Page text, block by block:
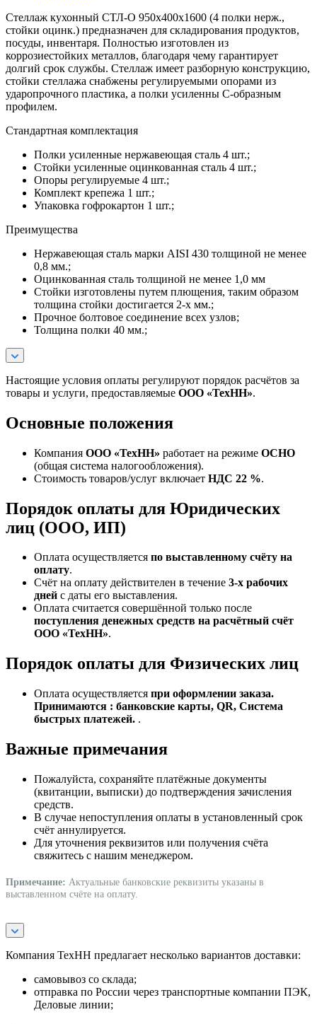
Стеллаж кухонный СТЛ-О 950х400х1600 (4 полки нерж.,
стойки оцинк.) предназначен для складирования продуктов,
посуды, инвентаря. Полностью изготовлен из
коррозиестойких металлов, благодаря чему гарантирует
долгий срок службы. Стеллаж имеет разборную конструкцию,
стойки стеллажа снабжены регулируемыми опорами из
ударопрочного пластика, а полки усиленны С-образным
профилем.
Стандартная комплектация
Полки усиленные нержавеющая сталь 4 шт.;
Стойки усиленные оцинкованная сталь 4 шт.;
Опоры регулируемые 4 шт.;
Комплект крепежа 1 шт.;
Упаковка гофрокартон 1 шт.;
Преимущества
Нержавеющая сталь марки AISI 430 толщиной не менее
0,8 мм.;
Оцинкованная сталь толщиной не менее 1,0 мм
Стойки изготовлены путем плющения, таким образом
толщина стойки достигается 2-х мм.;
Прочное болтовое соединение всех узлов;
Толщина полки 40 мм.;
Настоящие условия оплаты регулируют порядок расчётов за
товары и услуги, предоставляемые ООО «ТехНН».
Основные положения
Компания ООО «ТехНН» работает на режиме ОСНО
(общая система налогообложения).
Стоимость товаров/услуг включает НДС 22 %.
Порядок оплаты для Юридических
лиц (ООО, ИП)
Оплата осуществляется по выставленному счёту на
оплату.
Счёт на оплату действителен в течение 3‑х рабочих
дней с даты его выставления.
Оплата считается совершённой только после
поступления денежных средств на расчётный счёт
ООО «ТехНН».
Порядок оплаты для Физических лиц
Оплата осуществляется при оформлении заказа.
Принимаются : банковские карты, QR, Система
быстрых платежей. .
Важные примечания
Пожалуйста, сохраняйте платёжные документы
(квитанции, выписки) до подтверждения зачисления
средств.
В случае непоступления оплаты в установленный срок
счёт аннулируется.
Для уточнения реквизитов или получения счёта
свяжитесь с нашим менеджером.
Примечание: Актуальные банковские реквизиты указаны в
выставленном счёте на оплату.
Компания ТехНН предлагает несколько вариантов доставки:
самовывоз со склада;
отправка по России через транспортные компании ПЭК,
Деловые линии;